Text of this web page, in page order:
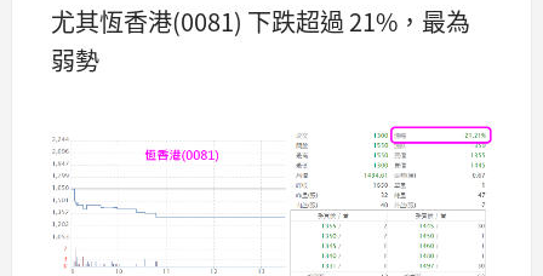
尤其恆香港(0081) 下跌超過 21%，最為
弱勢